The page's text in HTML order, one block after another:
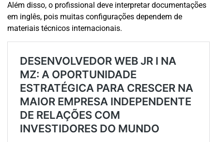
Além disso, o profissional deve interpretar documentações
em inglês, pois muitas configurações dependem de
materiais técnicos internacionais.